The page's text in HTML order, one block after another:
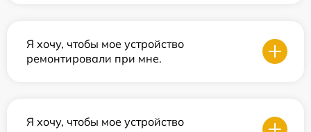
Я хочу, чтобы мое устройство
ремонтировали при мне.
Я хочу, чтобы мое устройство